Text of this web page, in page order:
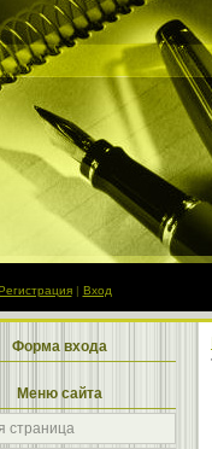
| Вход
Форма входа
Меню сайта
страница